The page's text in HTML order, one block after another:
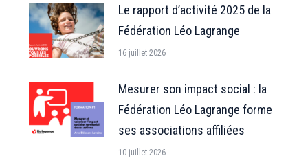
Le rapport d’activité 2025 de la
Fédération Léo Lagrange
16 juillet 2026
Mesurer son impact social : la
Fédération Léo Lagrange forme
ses associations affiliées
10 juillet 2026